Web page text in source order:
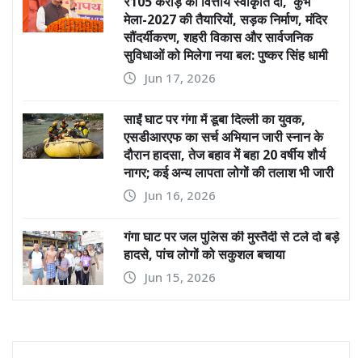
मेला-2027 की तैयारियों, सड़क निर्माण, मंदिर
सौंदर्यीकरण, शहरी विकास और सार्वजनिक
सुविधाओं को मिलेगा नया बल: पुष्कर सिंह धामी
Jun 17, 2026
साईं घाट पर गंगा में डूबा दिल्ली का युवक,
एसडीआरएफ का सर्च अभियान जारी स्नान के
दौरान हादसा, तेज बहाव में बहा 20 वर्षीय शौर्य
नागर; कई अन्य लापता लोगों की तलाश भी जारी
Jun 16, 2026
गंगा घाट पर जल पुलिस की मुस्तैदी से टले दो बड़े
हादसे, पांच लोगों को सकुशल बचाया
Jun 15, 2026